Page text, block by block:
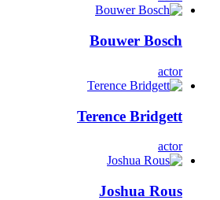
Bouwer Bosch
actor
Terence Bridgett
actor
Joshua Rous